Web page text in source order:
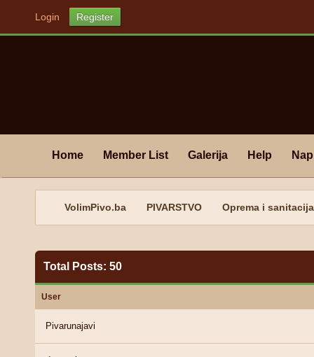
Login Register
Home Member List Galerija Help
VolimPivo.ba PIVARSTVO Oprema i sanitacija
Total Posts: 50
User
Pivarunajavi